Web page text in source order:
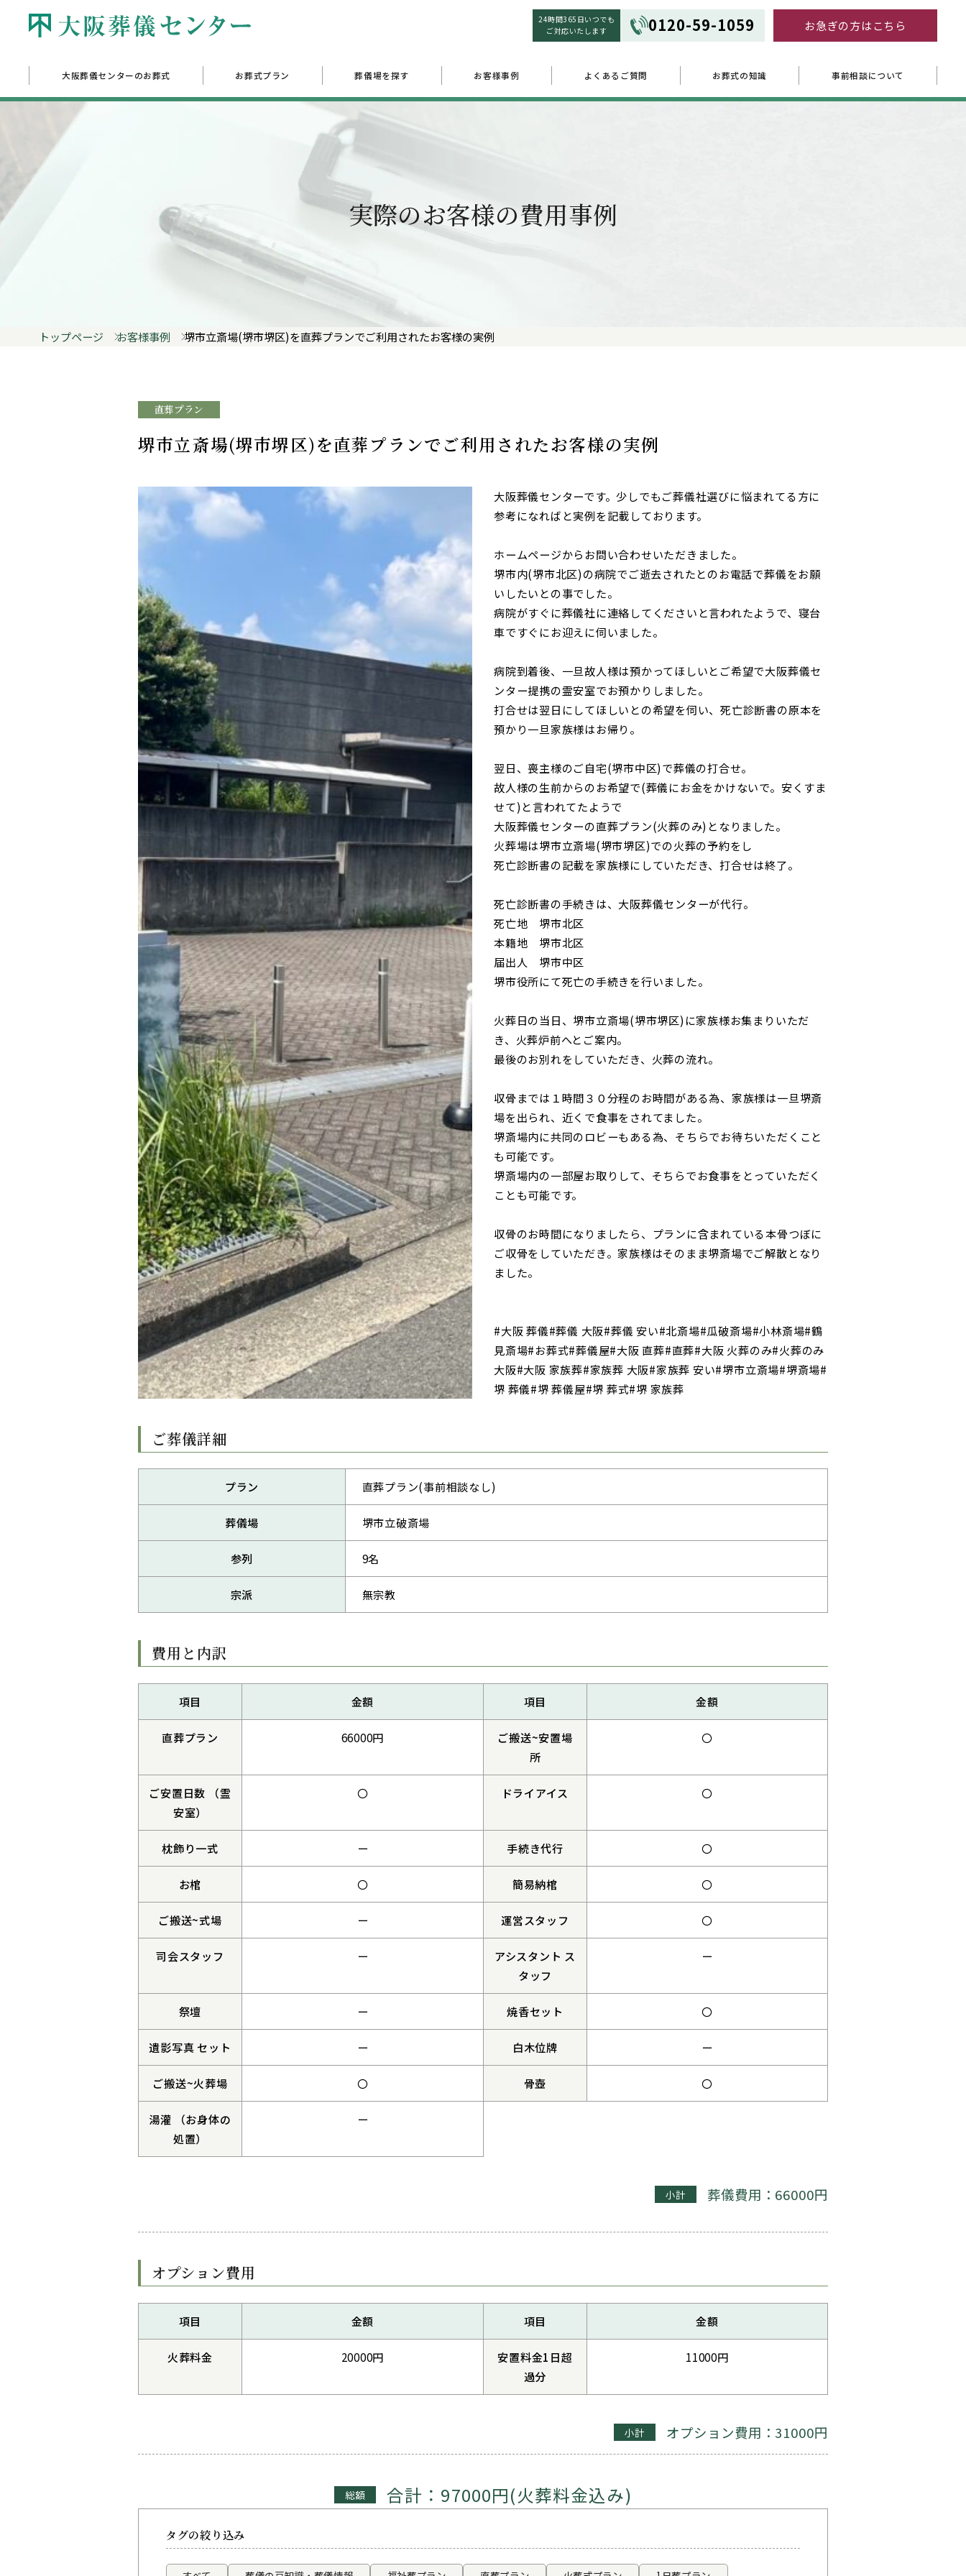
24時間365日いつでも
ご対応いたします
0120-59-1059 お急ぎの方はこちら
大阪葬儀センターのお葬式 お葬式プラン 葬儀場を探す お客様事例 よくあるご質問 お葬式の知識 事前相談について
実際のお客様の費用事例
トップページ お客様事例 堺市立斎場(堺市堺区)を直葬プランでご利用されたお客様の実例
直葬プラン
堺市立斎場(堺市堺区)を直葬プランでご利用されたお客様の実例
大阪葬儀センターです。少しでもご葬儀社選びに悩まれてる方に
参考になればと実例を記載しております。
ホームページからお問い合わせいただきました。
堺市内(堺市北区)の病院でご逝去されたとのお電話で葬儀をお願
いしたいとの事でした。
病院がすぐに葬儀社に連絡してくださいと言われたようで、寝台
車ですぐにお迎えに伺いました。
病院到着後、一旦故人様は預かってほしいとご希望で大阪葬儀セ
ンター提携の霊安室でお預かりしました。
打合せは翌日にしてほしいとの希望を伺い、死亡診断書の原本を
預かり一旦家族様はお帰り。
翌日、喪主様のご自宅(堺市中区)で葬儀の打合せ。
故人様の生前からのお希望で(葬儀にお金をかけないで。安くすま
せて)と言われてたようで
大阪葬儀センターの直葬プラン(火葬のみ)となりました。
火葬場は堺市立斎場(堺市堺区)での火葬の予約をし
死亡診断書の記載を家族様にしていただき、打合せは終了。
死亡診断書の手続きは、大阪葬儀センターが代行。
死亡地 堺市北区
本籍地 堺市北区
届出人 堺市中区
堺市役所にて死亡の手続きを行いました。
火葬日の当日、堺市立斎場(堺市堺区)に家族様お集まりいただ
き、火葬炉前へとご案内。
最後のお別れをしていただき、火葬の流れ。
収骨までは１時間３０分程のお時間がある為、家族様は一旦堺斎
場を出られ、近くで食事をされてました。
堺斎場内に共同のロビーもある為、そちらでお待ちいただくこと
も可能です。
堺斎場内の一部屋お取りして、そちらでお食事をとっていただく
ことも可能です。
収骨のお時間になりましたら、プランに含まれている本骨つぼに
ご収骨をしていただき。家族様はそのまま堺斎場でご解散となり
ました。
#大阪 葬儀#葬儀 大阪#葬儀 安い#北斎場#瓜破斎場#小林斎場#鶴
見斎場#お葬式#葬儀屋#大阪 直葬#直葬#大阪 火葬のみ#火葬のみ
大阪#大阪 家族葬#家族葬 大阪#家族葬 安い#堺市立斎場#堺斎場#
堺 葬儀#堺 葬儀屋#堺 葬式#堺 家族葬
ご葬儀詳細
プラン 直葬プラン(事前相談なし)
葬儀場 堺市立破斎場
参列 9名
宗派 無宗教
費用と内訳
項目 金額 項目 金額
直葬プラン 66000円
ご搬送~安置場
所
〇
ご安置日数 （霊
安室）
〇 ドライアイス 〇
枕飾り一式 ー 手続き代行 〇
お棺 〇 簡易納棺 〇
ご搬送~式場 ー 運営スタッフ 〇
司会スタッフ ー
アシスタント ス
タッフ
ー
祭壇 ー 焼香セット 〇
遺影写真 セット ー 白木位牌 ー
ご搬送~火葬場 〇 骨壺 〇
湯灌 （お身体の
処置）
ー
小計 葬儀費用：66000円
オプション費用
項目 金額 項目 金額
火葬料金 20000円
安置料金1日超
過分
11000円
小計 オプション費用：31000円
総額 合計：97000円(火葬料金込み)
タグの絞り込み